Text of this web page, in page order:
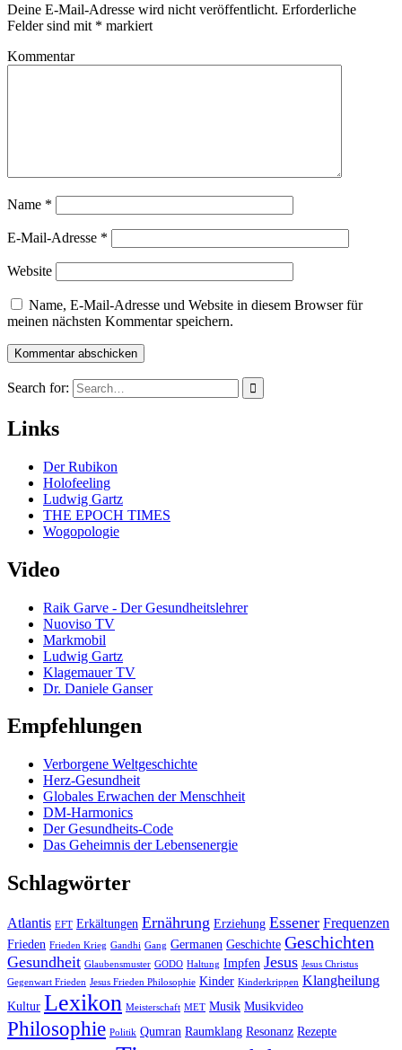
Deine E-Mail-Adresse wird nicht veröffentlicht. Erforderliche
Felder sind mit * markiert
Kommentar
Name *
E-Mail-Adresse *
Website
Name, E-Mail-Adresse und Website in diesem Browser für
meinen nächsten Kommentar speichern.
Search for:
Links
Der Rubikon
Holofeeling
Ludwig Gartz
THE EPOCH TIMES
Wogopologie
Video
Raik Garve - Der Gesundheitslehrer
Nuoviso TV
Markmobil
Ludwig Gartz
Klagemauer TV
Dr. Daniele Ganser
Empfehlungen
Verborgene Weltgeschichte
Herz-Gesundheit
Globales Erwachen der Menschheit
DM-Harmonics
Der Gesundheits-Code
Das Geheimnis der Lebensenergie
Schlagwörter
Atlantis EFT Erkältungen Ernährung Erziehung Essener Frequenzen
Frieden Frieden Krieg Gandhi Gang Germanen Geschichte Geschichten
Gesundheit Glaubensmuster GODO Haltung Impfen Jesus Jesus Christus
Gegenwart Frieden Jesus Frieden Philosophie Kinder Kinderkrippen Klangheilung
Kultur Lexikon Meisterschaft MET Musik Musikvideo
Philosophie Politik Qumran Raumklang Resonanz Rezepte